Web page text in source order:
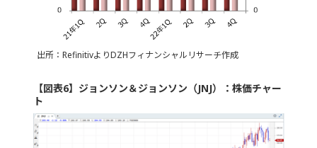
出所：RefinitivよりDZHフィナンシャルリサーチ作成
【図表6】ジョンソン＆ジョンソン（JNJ）：株価チャー
ト